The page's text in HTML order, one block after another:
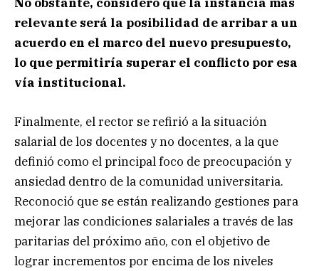
No obstante, consideró que la instancia más
relevante será la posibilidad de arribar a un
acuerdo en el marco del nuevo presupuesto,
lo que permitiría superar el conflicto por esa
vía institucional.
Finalmente, el rector se refirió a la situación
salarial de los docentes y no docentes, a la que
definió como el principal foco de preocupación y
ansiedad dentro de la comunidad universitaria.
Reconoció que se están realizando gestiones para
mejorar las condiciones salariales a través de las
paritarias del próximo año, con el objetivo de
lograr incrementos por encima de los niveles